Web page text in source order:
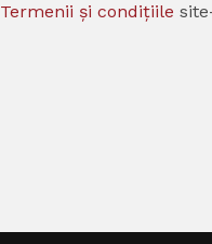
Termenii și condițiile